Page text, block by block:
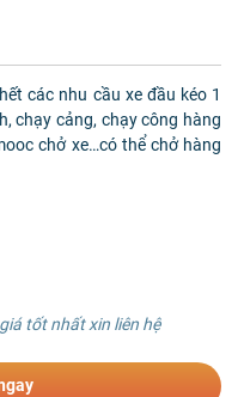
các nhu cầu xe đầu kéo 1
chạy cảng, chạy công hàng
chở xe…có thể chở hàng
tốt nhất xin liên hệ